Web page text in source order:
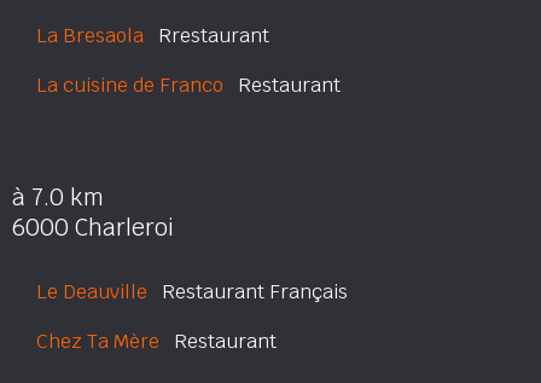
La Bresaola Rrestaurant
La cuisine de Franco Restaurant
à 7.0 km
6000 Charleroi
Le Deauville Restaurant Français
Chez Ta Mère Restaurant